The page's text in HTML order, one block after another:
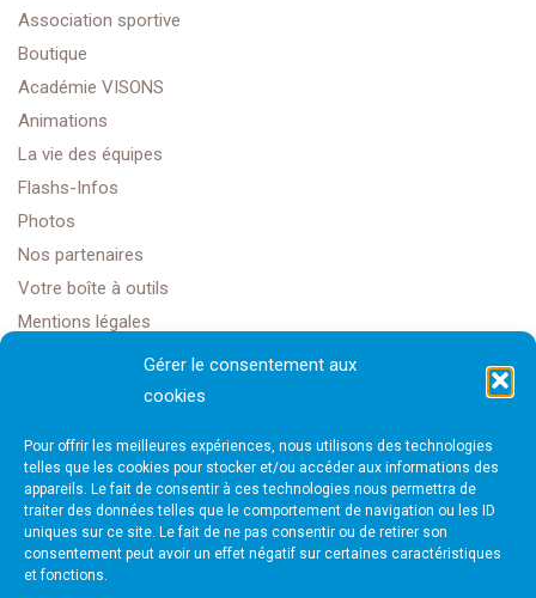
Gérer le consentement aux
cookies
Pour offrir les meilleures expériences, nous utilisons des technologies
telles que les cookies pour stocker et/ou accéder aux informations des
appareils. Le fait de consentir à ces technologies nous permettra de
traiter des données telles que le comportement de navigation ou les ID
uniques sur ce site. Le fait de ne pas consentir ou de retirer son
consentement peut avoir un effet négatif sur certaines caractéristiques
et fonctions.
Association sportive
Boutique
Académie VISONS
Animations
La vie des équipes
Flashs-Infos
Photos
Nos partenaires
Votre boîte à outils
Mentions légales
Golf Club Rochefort Océan
1608 Rte Impériale,
17450 Saint-Laurent-de-la-Prée